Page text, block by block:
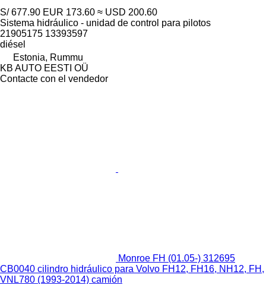
S/ 677.90 EUR 173.60 ≈ USD 200.60
Sistema hidráulico - unidad de control para pilotos
21905175 13393597
diésel
Estonia, Rummu
KB AUTO EESTI OÜ
Contacte con el vendedor
Monroe FH (01.05-) 312695
CB0040 cilindro hidráulico para Volvo FH12, FH16, NH12, FH,
VNL780 (1993-2014) camión